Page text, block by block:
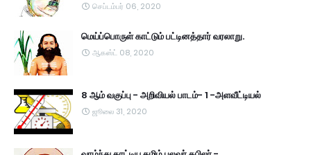
செப்டம்பர் 06, 2020
மெய்ப்பொருள் காட்டும் பட்டினத்தார் வரலாறு.
ஆகஸ்ட் 08, 2020
8 ஆம் வகுப்பு - அறிவியல் பாடம்- 1 -அளவீட்டியல்
ஜூலை 31, 2020